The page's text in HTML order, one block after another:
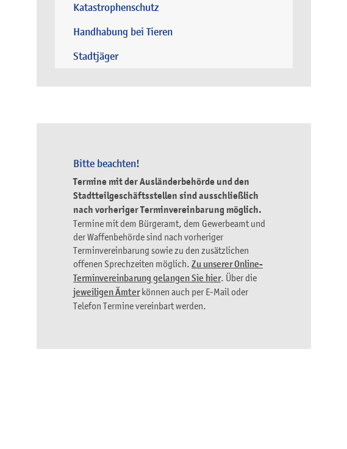
Katastrophenschutz
Handhabung bei Tieren
Stadtjäger
Bitte beachten!
Termine mit der Ausländerbehörde und den
Stadtteilgeschäftsstellen sind ausschließlich
nach vorheriger Terminvereinbarung möglich.
Termine mit dem Bürgeramt, dem Gewerbeamt und
der Waffenbehörde sind nach vorheriger
Terminvereinbarung sowie zu den zusätzlichen
offenen Sprechzeiten möglich. Zu unserer Online-
Terminvereinbarung gelangen Sie hier. Über die
jeweiligen Ämterkönnen auch per E-Mail oder
Telefon Termine vereinbart werden.